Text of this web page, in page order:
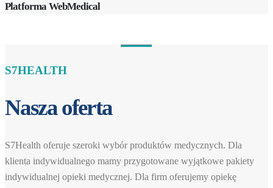
Platforma WebMedical
S7HEALTH
Nasza oferta
S7Health oferuje szeroki wybór produktów medycznych. Dla
klienta indywidualnego mamy przygotowane wyjątkowe pakiety
indywidualnej opieki medycznej. Dla firm oferujemy opiekę